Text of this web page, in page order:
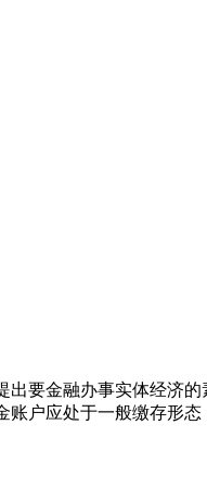
金融办事实体经济的
户应处于一般缴存形